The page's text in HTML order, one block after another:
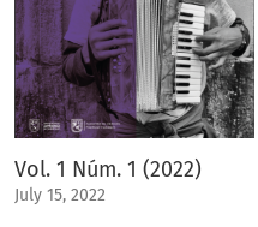
Vol. 1 Núm. 1 (2022)
July 15, 2022